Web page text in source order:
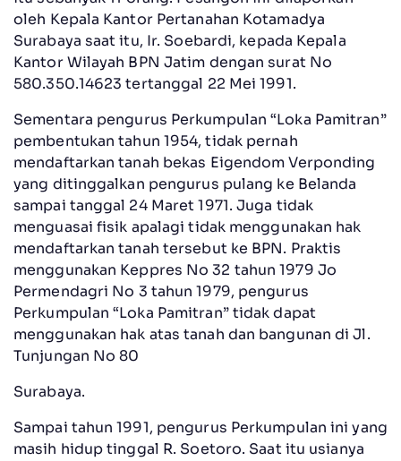
oleh Kepala Kantor Pertanahan Kotamadya
Surabaya saat itu, Ir. Soebardi, kepada Kepala
Kantor Wilayah BPN Jatim dengan surat No
580.350.14623 tertanggal 22 Mei 1991.
Sementara pengurus Perkumpulan “Loka Pamitran”
pembentukan tahun 1954, tidak pernah
mendaftarkan tanah bekas Eigendom Verponding
yang ditinggalkan pengurus pulang ke Belanda
sampai tanggal 24 Maret 1971. Juga tidak
menguasai fisik apalagi tidak menggunakan hak
mendaftarkan tanah tersebut ke BPN. Praktis
menggunakan Keppres No 32 tahun 1979 Jo
Permendagri No 3 tahun 1979, pengurus
Perkumpulan “Loka Pamitran” tidak dapat
menggunakan hak atas tanah dan bangunan di Jl.
Tunjungan No 80
Surabaya.
Sampai tahun 1991, pengurus Perkumpulan ini yang
masih hidup tinggal R. Soetoro. Saat itu usianya